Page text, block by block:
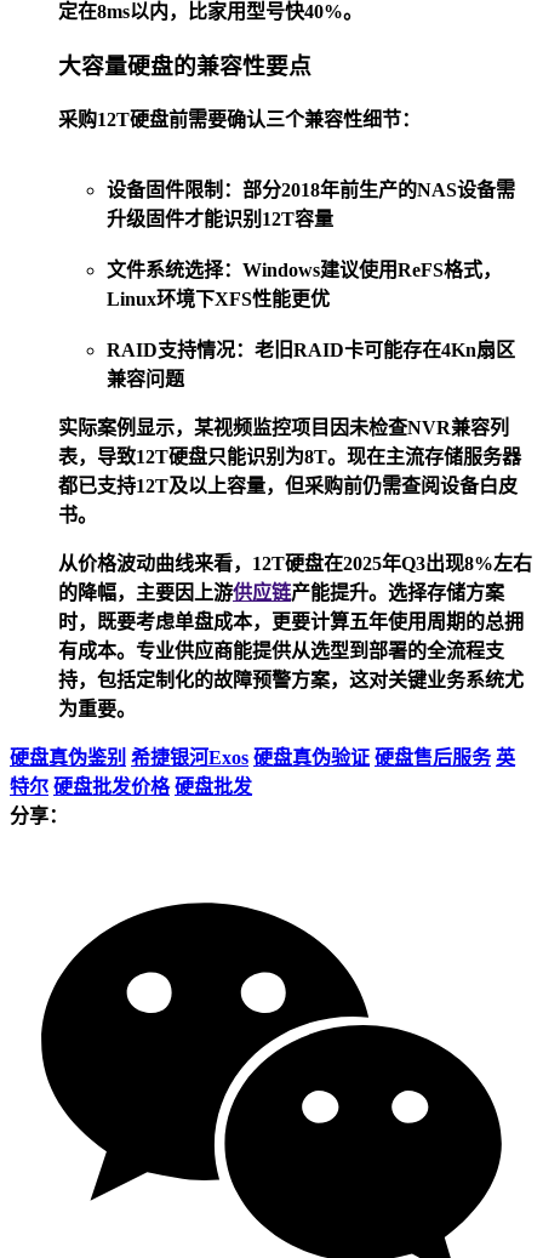
定在8ms以内，比家用型号快40%。
大容量硬盘的兼容性要点
采购12T硬盘前需要确认三个兼容性细节：
设备固件限制 ：部分2018年前生产的NAS设备需
升级固件才能识别12T容量
文件系统选择：Windows建议使用ReFS格式，
Linux环境下XFS性能更优
RAID支持情况：老旧RAID卡可能存在4Kn扇区
兼容问题
实际案例显示，某视频监控项目因未检查NVR兼容列
表，导致12T硬盘只能识别为8T。现在主流存储服务器
都已支持12T及以上容量，但采购前仍需查阅设备白皮
书。
从价格波动曲线来看，12T硬盘在2025年Q3出现8%左右
的降幅，主要因上游供应链产能提升。选择存储方案
时，既要考虑单盘成本，更要计算五年使用周期的总拥
有成本。专业供应商能提供从选型到部署的全流程支
持，包括定制化的故障预警方案，这对关键业务系统尤
为重要。
硬盘真伪鉴别 希捷银河Exos 硬盘真伪验证 硬盘售后服务 英
特尔 硬盘批发价格 硬盘批发
分享：